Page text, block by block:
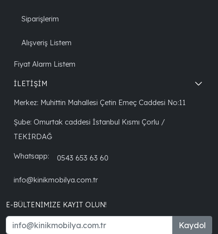
Siparişlerim
Alışveriş Listem
Fiyat Alarm Listem
İLETİŞİM
Merkez: Muhittin Mahallesi Çetin Emeç Caddesi No:11
Şube: Omurtak caddesi İstanbul Kısmı Çorlu /
TEKİRDAĞ
Whatsapp: 0543 653 63 60
info@kinikmobilya.com.tr
E-BÜLTENIMIZE KAYIT OLUN!
Kaydol